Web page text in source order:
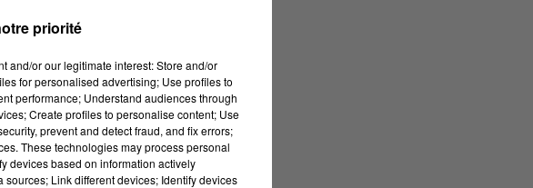
priorité
and/or our legitimate interest: Store and/or
for personalised advertising; Use profiles to
performance; Understand audiences through
Create profiles to personalise content; Use
prevent and detect fraud, and fix errors;
These technologies may process personal
devices based on information actively
Link different devices; Identify devices